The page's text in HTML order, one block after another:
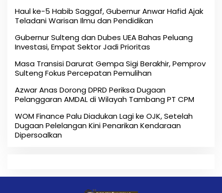
Haul ke-5 Habib Saggaf, Gubernur Anwar Hafid Ajak
Teladani Warisan Ilmu dan Pendidikan
Gubernur Sulteng dan Dubes UEA Bahas Peluang
Investasi, Empat Sektor Jadi Prioritas
Masa Transisi Darurat Gempa Sigi Berakhir, Pemprov
Sulteng Fokus Percepatan Pemulihan
Azwar Anas Dorong DPRD Periksa Dugaan
Pelanggaran AMDAL di Wilayah Tambang PT CPM
‎WOM Finance Palu Diadukan Lagi ke OJK, Setelah
Dugaan Pelelangan Kini Penarikan Kendaraan
Dipersoalkan ‎